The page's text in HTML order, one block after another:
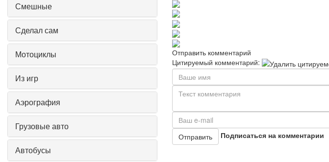
Отправить комментарий
Цитируемый комментарий:
Отправить Подписаться на комментарии
Смешные
Сделал сам
Мотоциклы
Из игр
Аэрография
Грузовые авто
Автобусы